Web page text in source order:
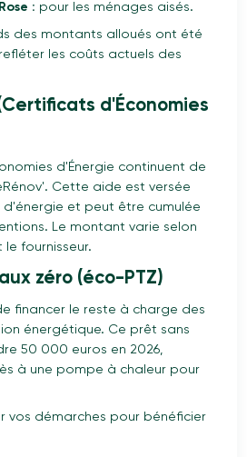
: pour les ménages aisés.
des montants alloués ont été
les coûts actuels des
d'Économies
d'Énergie continuent de
Cette aide est versée
d'énergie et peut être cumulée
Le montant varie selon
fournisseur.
zéro (éco-PTZ)
financer le reste à charge des
énergétique. Ce prêt sans
50 000 euros en 2026,
à une pompe à chaleur pour
vos démarches pour bénéficier